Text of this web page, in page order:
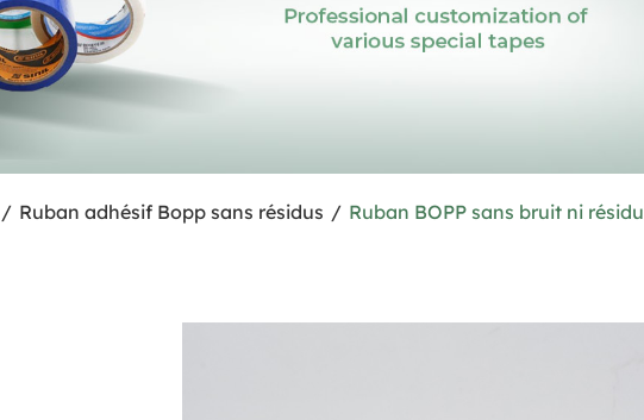
/ Ruban adhésif Bopp sans résidus / Ruban BOPP sans bruit ni résidu